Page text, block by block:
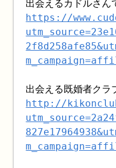
出会えるカドルさん
https://
出会える既婚者クラ
http://